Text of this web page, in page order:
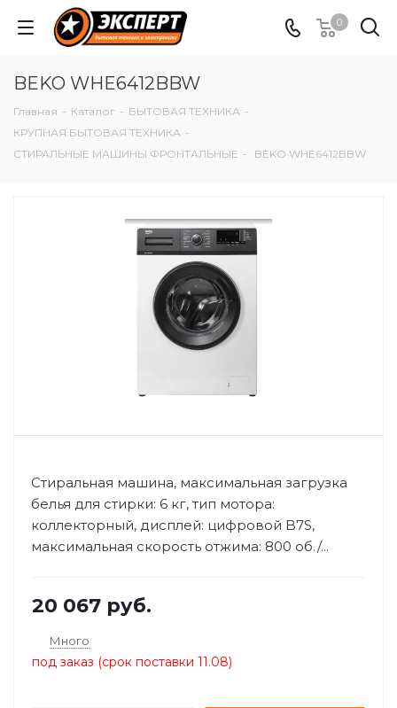
0
BEKO WHE6412BBW
Главная - Каталог - БЫТОВАЯ ТЕХНИКА -
КРУПНАЯ БЫТОВАЯ ТЕХНИКА -
СТИРАЛЬНЫЕ МАШИНЫ ФРОНТАЛЬНЫЕ - BEKO WHE6412BBW
Стиральная машина, максимальная загрузка
белья для стирки: 6 кг​​, тип мотора:
коллекторный​, дисплей: цифровой B7S,
максимальная скорость отжима: 800 об./...
20 067 руб.
Много
под заказ (срок поставки 11.08)